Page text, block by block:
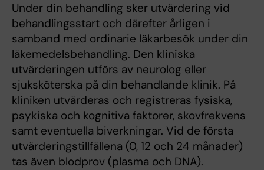
Under din behandling sker utvärdering vid
behandlingsstart och därefter årligen i
samband med ordinarie läkarbesök under din
läkemedelsbehandling. Den kliniska
utvärderingen utförs av neurolog eller
sjuksköterska på din behandlande klinik. På
kliniken utvärderas och registreras fysiska,
psykiska och kognitiva faktorer, skovfrekvens
samt eventuella biverkningar. Vid de första
utvärderingstillfällena (0, 12 och 24 månader)
tas även blodprov (plasma och DNA).